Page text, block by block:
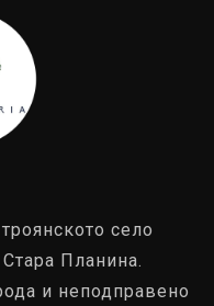
село
Планина.
и неподправено